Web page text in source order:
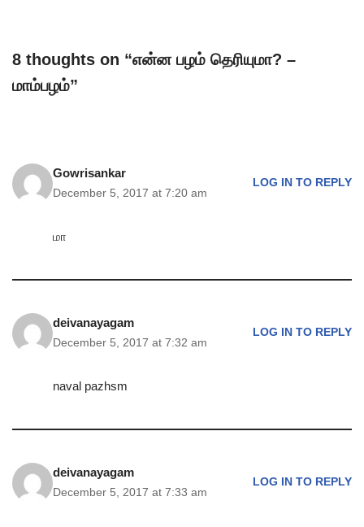
8 thoughts on “என்ன பழம் தெரியுமா? –
மாம்பழம்”
Gowrisankar
December 5, 2017 at 7:20 am
LOG IN TO REPLY
மா
deivanayagam
December 5, 2017 at 7:32 am
LOG IN TO REPLY
naval pazhsm
deivanayagam
December 5, 2017 at 7:33 am
LOG IN TO REPLY